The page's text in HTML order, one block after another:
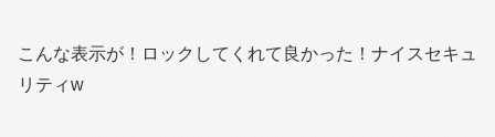
こんな表示が！ロックしてくれて良かった！ナイスセキュ
リティw